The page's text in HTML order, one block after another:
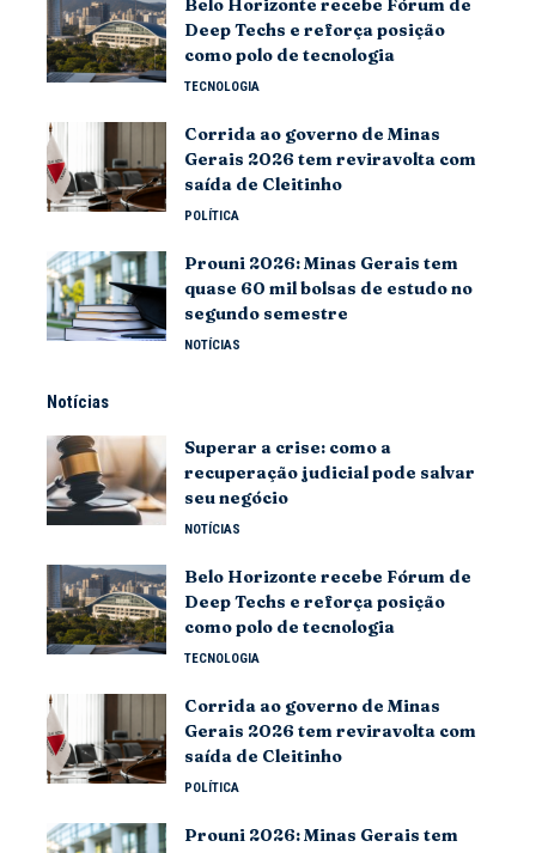
Deep Techs e reforça posição
como polo de tecnologia
TECNOLOGIA
Corrida ao governo de Minas
Gerais 2026 tem reviravolta com
saída de Cleitinho
POLÍTICA
Prouni 2026: Minas Gerais tem
quase 60 mil bolsas de estudo no
segundo semestre
NOTÍCIAS
Notícias
Superar a crise: como a
recuperação judicial pode salvar
seu negócio
NOTÍCIAS
Belo Horizonte recebe Fórum de
Deep Techs e reforça posição
como polo de tecnologia
TECNOLOGIA
Corrida ao governo de Minas
Gerais 2026 tem reviravolta com
saída de Cleitinho
POLÍTICA
Prouni 2026: Minas Gerais tem